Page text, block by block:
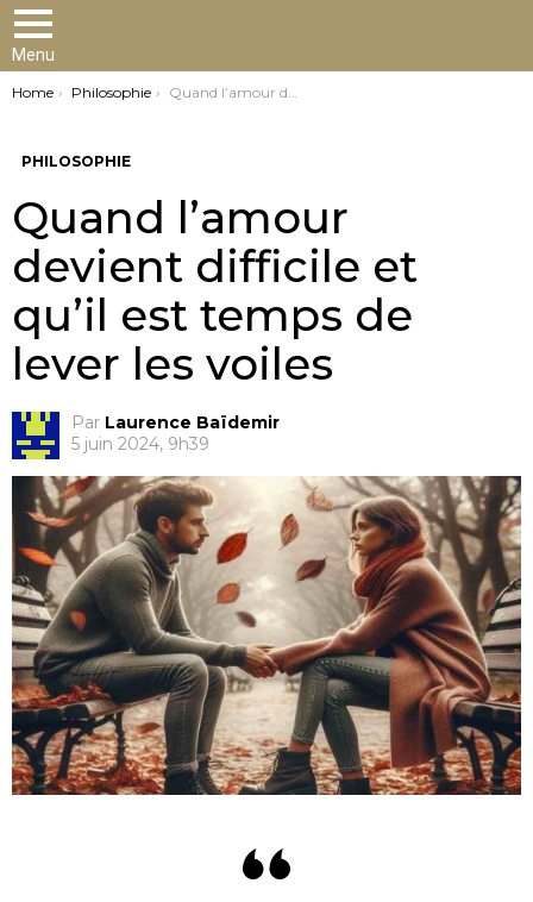
Menu
You are here:
Home Philosophie Quand l’amour devient difficile et qu’il est temps de lever les voiles
PHILOSOPHIE
Quand l’amour
devient difficile et
qu’il est temps de
lever les voiles
Par Laurence Baïdemir
5 juin 2024, 9h39